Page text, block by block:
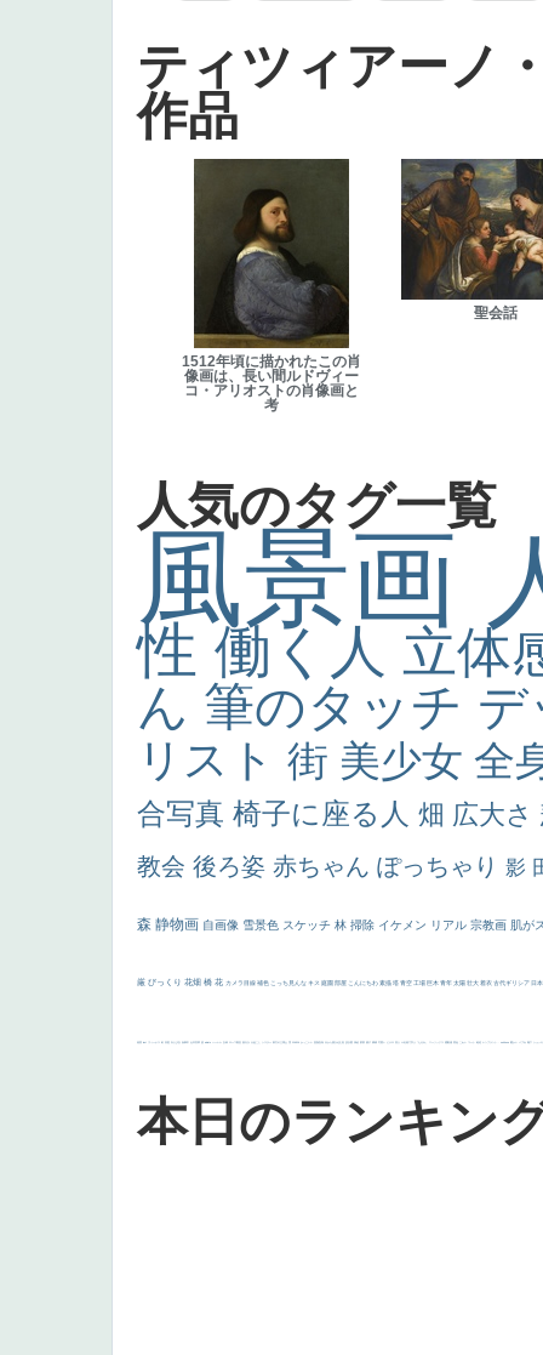
ティツィアーノ
作品
1512年頃に描かれたこの肖
像画は、長い間ルドヴィー
コ・アリオストの肖像画と
考
聖会話
人気のタグ一覧
風景画
性 働く人 立体
ん 筆のタッチ
リスト 街 美少女 全
合写真 椅子に座る人 畑 広大さ
教会 後ろ姿 赤ちゃん ぽっちゃり 影
森 静物画 自画像 雪景色 スケッチ 林 掃除 イケメン リアル 宗教画 肌が
厳 びっくり 花畑 橋 花 カメラ目線 補色 こっち見んな キス 庭園 部屋 こんにちわ 素描 塔 青空 工場 巨木 青年 太陽 壮大 着衣 古代ギリシア 日
画質 last ヴィーナス 剣 白人少女 食事中 山本芳翠 麦 alciato ハーレム 女神 ローマ教皇 奥行き 火起こし シスター 東方の三博士 114514 かっこいい 受胎告知 天から覗き込む顔 設計図 挿絵 群衆 親子 裸婦 可愛い ピサロ ＃名画で学ぶ「たるみ」 ニーソックス 躍動感 黄色 こわい コート 畦道 レンブラント・ sekkusu 暖かい バブみ 靴下 ショッ
本日のランキン